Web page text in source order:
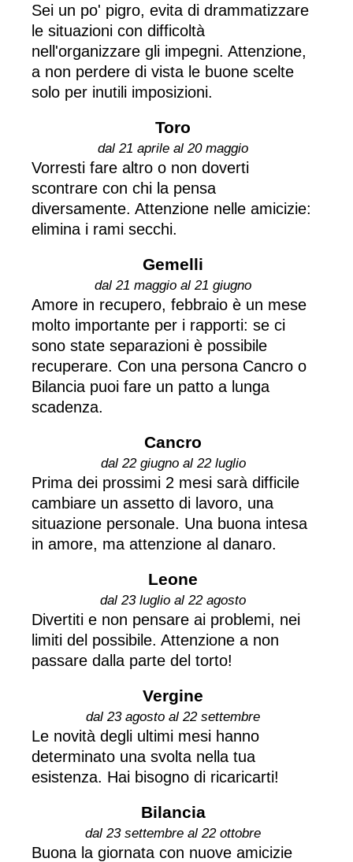
Sei un po' pigro, evita di drammatizzare
le situazioni con difficoltà
nell'organizzare gli impegni. Attenzione,
a non perdere di vista le buone scelte
solo per inutili imposizioni.
Toro
dal 21 aprile al 20 maggio
Vorresti fare altro o non doverti
scontrare con chi la pensa
diversamente. Attenzione nelle amicizie:
elimina i rami secchi.
Gemelli
dal 21 maggio al 21 giugno
Amore in recupero, febbraio è un mese
molto importante per i rapporti: se ci
sono state separazioni è possibile
recuperare. Con una persona Cancro o
Bilancia puoi fare un patto a lunga
scadenza.
Cancro
dal 22 giugno al 22 luglio
Prima dei prossimi 2 mesi sarà difficile
cambiare un assetto di lavoro, una
situazione personale. Una buona intesa
in amore, ma attenzione al danaro.
Leone
dal 23 luglio al 22 agosto
Divertiti e non pensare ai problemi, nei
limiti del possibile. Attenzione a non
passare dalla parte del torto!
Vergine
dal 23 agosto al 22 settembre
Le novità degli ultimi mesi hanno
determinato una svolta nella tua
esistenza. Hai bisogno di ricaricarti!
Bilancia
dal 23 settembre al 22 ottobre
Buona la giornata con nuove amicizie